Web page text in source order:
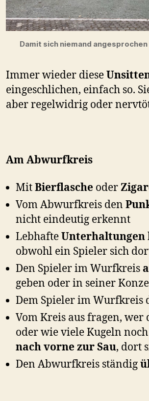
Damit sich niemand
Immer wieder diese
eingeschlichen, einfach so.
aber regelwidrig oder
Am Abwurfkreis
MitBierflasche oder
Vom Abwurfkreis den
nicht eindeutig erkennt
LebhafteUnterhaltungen
obwohl ein Spieler sich
Den Spieler im Wurfkreis
geben oder in seiner
Dem Spieler im Wurfkreis
Vom Kreis aus fragen, wer
oder wie viele Kugeln
nach vorne zur Sau, dort
Den Abwurfkreis ständig